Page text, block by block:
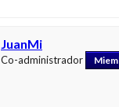
JuanMi
Co-administrador